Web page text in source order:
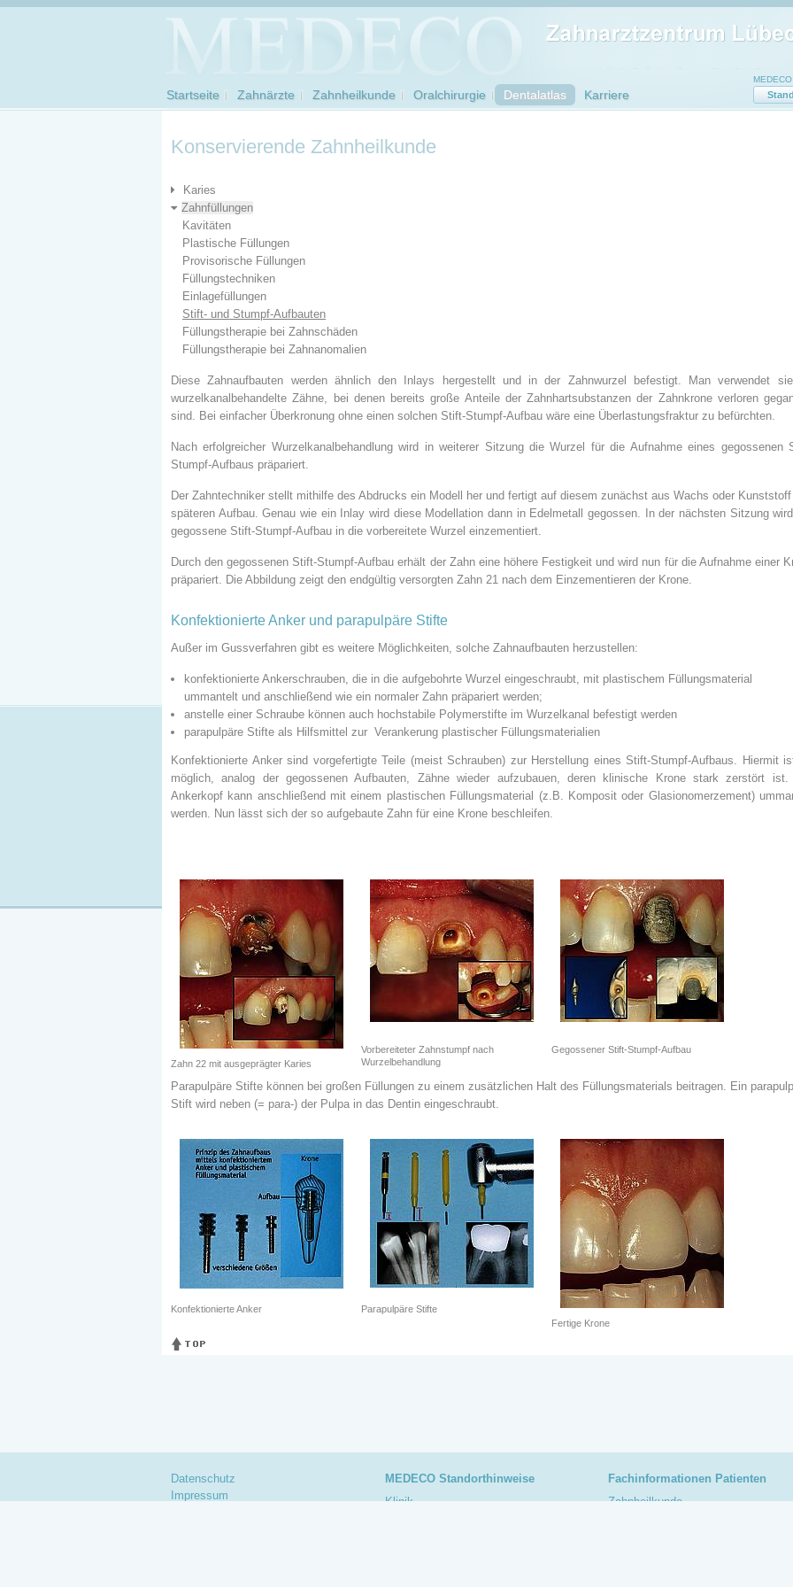
Startseite Zahnärzte Zahnheilkunde Oralchirurgie Dentalatlas Karriere
Konservierende Zahnheilkunde
Karies
Zahnfüllungen
Kavitäten
Plastische Füllungen
Provisorische Füllungen
Füllungstechniken
Einlagefüllungen
Stift- und Stumpf-Aufbauten
Füllungstherapie bei Zahnschäden
Füllungstherapie bei Zahnanomalien
Diese Zahnaufbauten werden ähnlich den Inlays hergestellt und in der Zahnwurzel befestigt. Man verwendet
wurzelkanalbehandelte Zähne, bei denen bereits große Anteile der Zahnhartsubstanzen der Zahnkrone verloren
sind. Bei einfacher Überkronung ohne einen solchen Stift-Stumpf-Aufbau wäre eine Überlastungsfraktur zu befürchten.
Nach erfolgreicher Wurzelkanalbehandlung wird in weiterer Sitzung die Wurzel für die Aufnahme eines gegossenen
Stumpf-Aufbaus präpariert.
Der Zahntechniker stellt mithilfe des Abdrucks ein Modell her und fertigt auf diesem zunächst aus Wachs oder
späteren Aufbau. Genau wie ein Inlay wird diese Modellation dann in Edelmetall gegossen. In der nächsten Sitzung
gegossene Stift-Stumpf-Aufbau in die vorbereitete Wurzel einzementiert.
Durch den gegossenen Stift-Stumpf-Aufbau erhält der Zahn eine höhere Festigkeit und wird nun für die Aufnahme einer
präpariert. Die Abbildung zeigt den endgültig versorgten Zahn 21 nach dem Einzementieren der Krone.
Konfektionierte Anker und parapulpäre Stifte
Außer im Gussverfahren gibt es weitere Möglichkeiten, solche Zahnaufbauten herzustellen:
konfektionierte Ankerschrauben, die in die aufgebohrte Wurzel eingeschraubt, mit plastischem Füllungsmaterial
ummantelt und anschließend wie ein normaler Zahn präpariert werden;
anstelle einer Schraube können auch hochstabile Polymerstifte im Wurzelkanal befestigt werden
parapulpäre Stifte als Hilfsmittel zur Verankerung plastischer Füllungsmaterialien
Konfektionierte Anker sind vorgefertigte Teile (meist Schrauben) zur Herstellung eines Stift-Stumpf-Aufbaus. Hiermit
möglich, analog der gegossenen Aufbauten, Zähne wieder aufzubauen, deren klinische Krone stark zerstört ist.
Ankerkopf kann anschließend mit einem plastischen Füllungsmaterial (z.B. Komposit oder Glasionomerzement)
werden. Nun lässt sich der so aufgebaute Zahn für eine Krone beschleifen.
Zahn 22 mit ausgeprägter Karies
Vorbereiteter Zahnstumpf nach
Wurzelbehandlung
Gegossener Stift-Stumpf-Aufbau
Parapulpäre Stifte können bei großen Füllungen zu einem zusätzlichen Halt des Füllungsmaterials beitragen. Ein
Stift wird neben (= para-) der Pulpa in das Dentin eingeschraubt.
Konfektionierte Anker
Parapulpäre Stifte
Fertige Krone
Datenschutz
Impressum
MEDECO Standorthinweise
Klinik
Fachinformationen Patienten
Zahnheilkunde